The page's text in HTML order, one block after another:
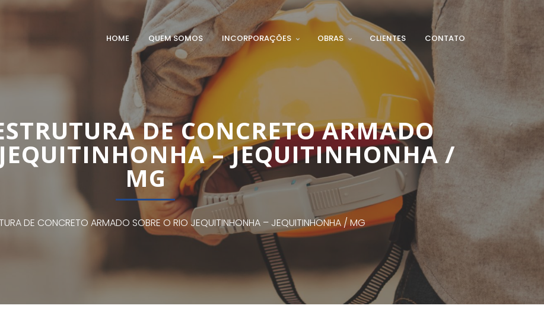
HOME QUEM SOMOS INCORPORAÇÕES OBRAS CLIENTES CONTATO
DE CONCRETO ARMADO
– JEQUITINHONHA /
MG
DE CONCRETO ARMADO SOBRE O RIO JEQUITINHONHA – JEQUITINHONHA / MG